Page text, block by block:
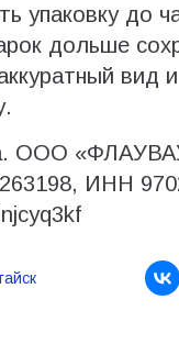
упаковку до
дольше
вид
ООО
ИНН